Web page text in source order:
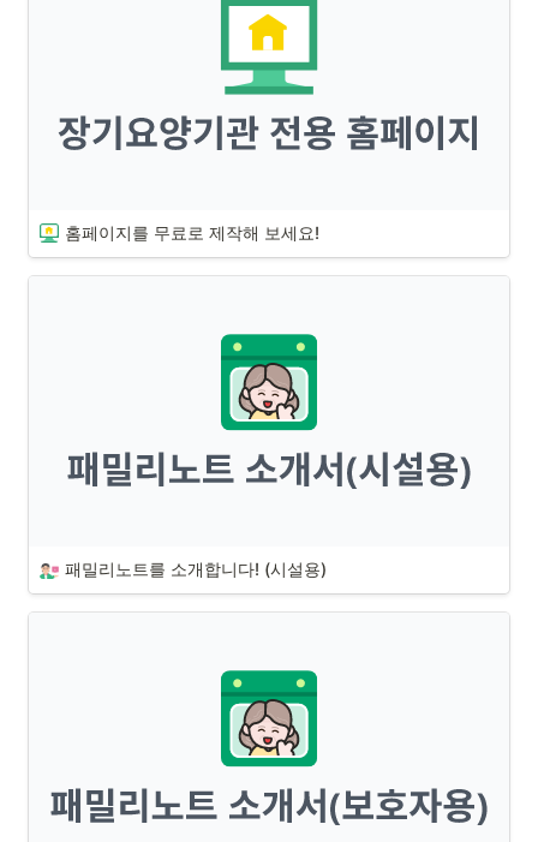
홈페이지를 무료로 제작해 보세요!
패밀리노트를 소개합니다! (시설용)